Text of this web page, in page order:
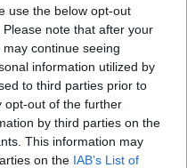
use the below opt-out
note that after your
continue seeing
information utilized by
to third parties prior to
opt-out of the further
by third parties on the
This information may
on the IAB’s List of